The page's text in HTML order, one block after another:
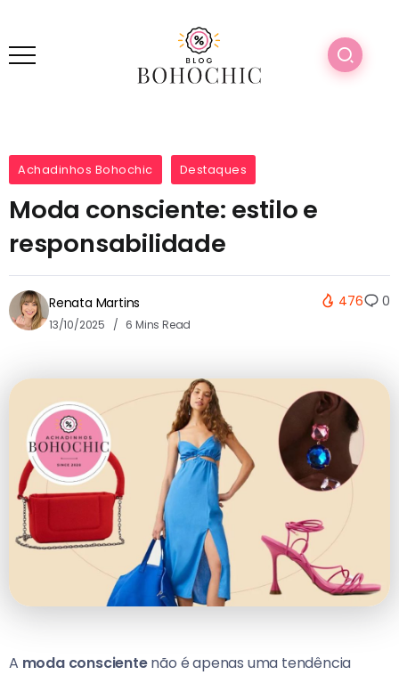
Achadinhos Bohochic Destaques
Moda consciente: estilo e
responsabilidade
Renata Martins
13/10/2025 6 Mins Read
476 0
A moda conscientenão é apenas uma tendência